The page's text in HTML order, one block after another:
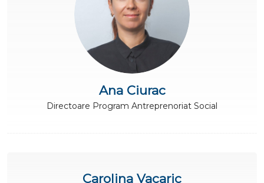
Ana Ciurac
Directoare Program Antreprenoriat Social
Carolina Vacaric